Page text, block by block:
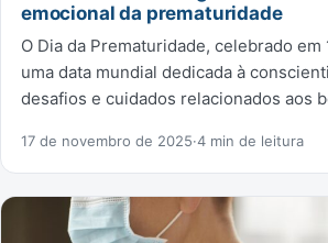
emocional da prematuridade
O Dia da Prematuridade, celebrado em
uma data mundial dedicada à
desafios e cuidados relacionados aos
17 de novembro de 2025·4 min de leitura